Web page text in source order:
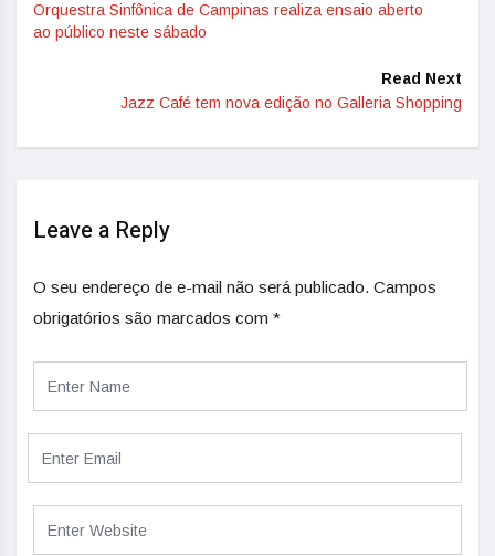
Orquestra Sinfônica de Campinas realiza ensaio aberto
ao público neste sábado
Read Next
Jazz Café tem nova edição no Galleria Shopping
Leave a Reply
O seu endereço de e-mail não será publicado. Campos
obrigatórios são marcados com *